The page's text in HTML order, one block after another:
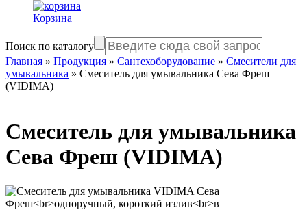
Корзина
Поиск по каталогу
Главная » Продукция » Сантехоборудование » Смесители для
умывальника » Смеситель для умывальника Сева Фреш
(VIDIMA)
Смеситель для умывальника
Сева Фреш (VIDIMA)